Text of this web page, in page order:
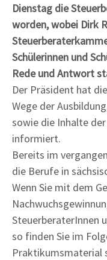
Dienstag die
worden, wobei Dirk
Schülerinnen und
Rede und Antwort
Der Präsident hat
Wege der
sowie die Inhalte
informiert.
Bereits im
die Berufe in
Wenn Sie mit dem
SteuerberaterInnen
so finden Sie im
Praktikumsmaterial